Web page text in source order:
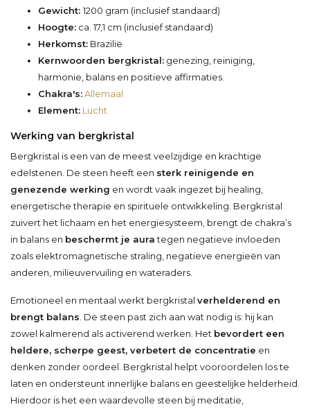
Gewicht:1200 gram (inclusief standaard)
Hoogte: ca. 17,1 cm (inclusief standaard)
Herkomst: Brazilië
Kernwoorden bergkristal: genezing, reiniging,
harmonie, balans en positieve affirmaties.
Chakra's:Allemaal
Element: Lucht
Werking van bergkristal
Bergkristal is een van de meest veelzijdige en krachtige
edelstenen. De steen heeft een sterk reinigende en
genezende werking en wordt vaak ingezet bij healing,
energetische therapie en spirituele ontwikkeling. Bergkristal
zuivert het lichaam en het energiesysteem, brengt de chakra’s
in balans en beschermt je aurategen negatieve invloeden
zoals elektromagnetische straling, negatieve energieën van
anderen, milieuvervuiling en wateraders.
Emotioneel en mentaal werkt bergkristal verhelderend en
brengt balans . De steen past zich aan wat nodig is: hij kan
zowel kalmerend als activerend werken. Het bevordert een
heldere, scherpe geest, verbetert de concentratie en
denken zonder oordeel. Bergkristal helpt vooroordelen los te
laten en ondersteunt innerlijke balans en geestelijke helderheid.
Hierdoor is het een waardevolle steen bij meditatie,